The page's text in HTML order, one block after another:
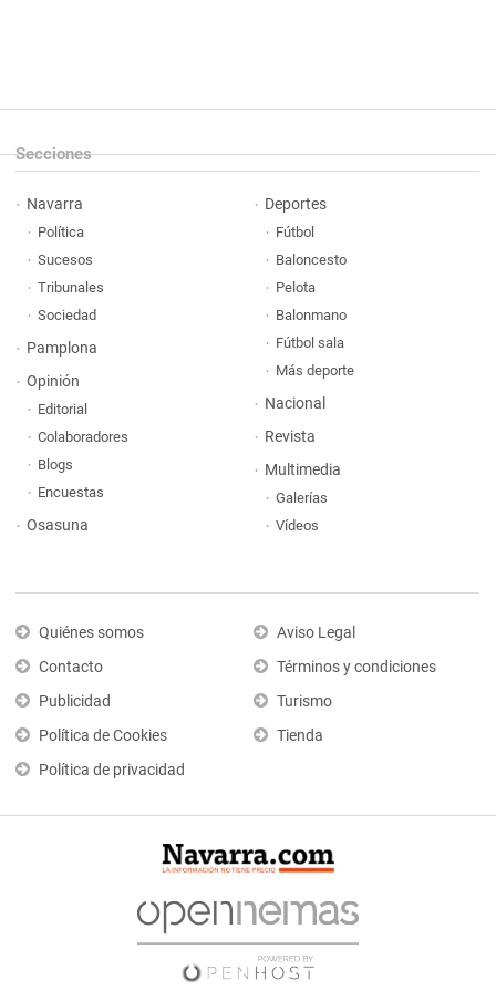
Secciones
Navarra
Política
Sucesos
Tribunales
Sociedad
Pamplona
Opinión
Editorial
Colaboradores
Blogs
Encuestas
Osasuna
Deportes
Fútbol
Baloncesto
Pelota
Balonmano
Fútbol sala
Más deporte
Nacional
Revista
Multimedia
Galerías
Vídeos
Quiénes somos
Contacto
Publicidad
Política de Cookies
Política de privacidad
Aviso Legal
Términos y condiciones
Turismo
Tienda